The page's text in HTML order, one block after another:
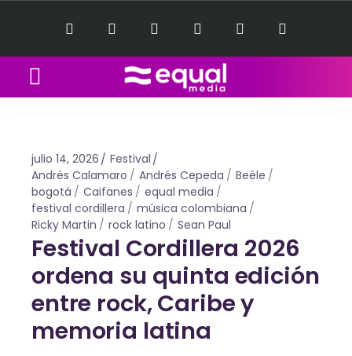
julio 14, 2026
Festival
Andrés Calamaro
Andrés Cepeda
Beéle
bogotá
Caifanes
equal media
festival cordillera
música colombiana
Ricky Martin
rock latino Sean Paul
Festival Cordillera 2026
ordena su quinta edición
entre rock, Caribe y
memoria latina